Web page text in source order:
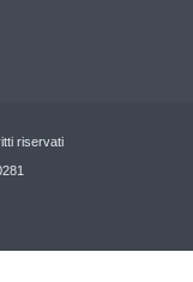
riservati